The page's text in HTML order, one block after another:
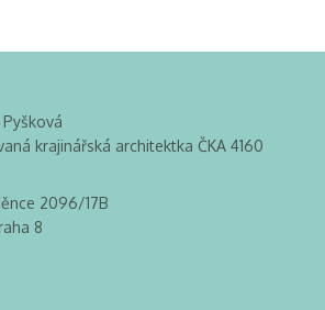
Pyšková
krajinářská architektka ČKA 4160
2096/17B
8